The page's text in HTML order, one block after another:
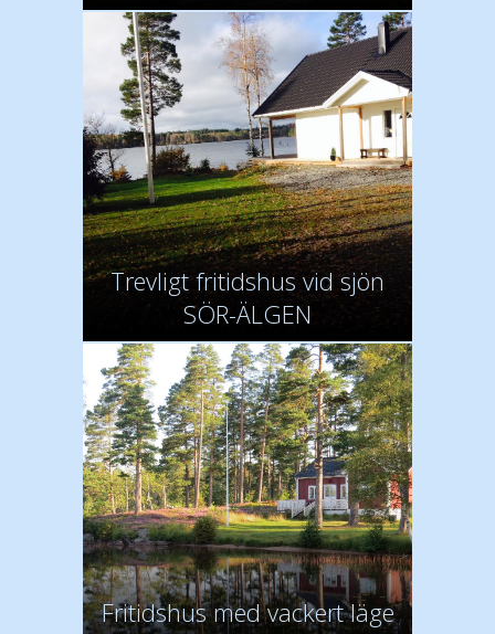
Trevligt fritidshus vid sjön
SÖR-ÄLGEN
Fritidshus med vackert läge